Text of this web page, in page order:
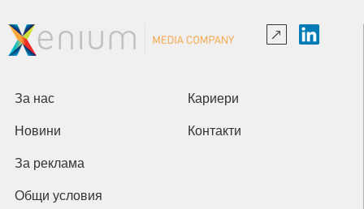
За нас Кариери
Новини Контакти
За реклама
Общи условия